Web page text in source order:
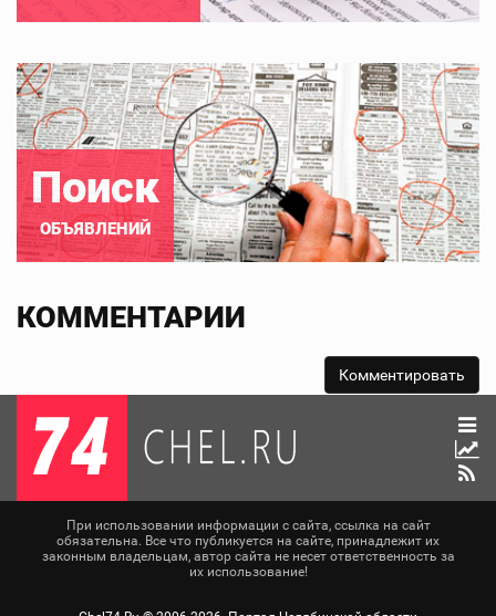
Поиск
ОБЪЯВЛЕНИЙ
КОММЕНТАРИИ
При использовании информации с сайта, ссылка на сайт
обязательна. Все что публикуется на сайте, принадлежит их
законным владельцам, автор сайта не несет ответственность за
их использование!